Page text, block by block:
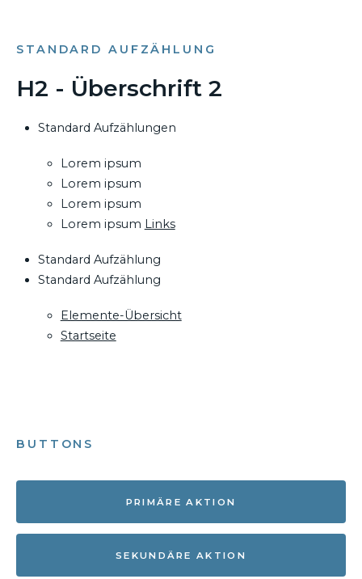
STANDARD AUFZÄHLUNG
H2 - Überschrift 2
Standard Aufzählungen
Lorem ipsum
Lorem ipsum
Lorem ipsum
Lorem ipsum Links
Standard Aufzählung
Standard Aufzählung
Elemente-Übersicht
Startseite
BUTTONS
PRIMÄRE AKTION
SEKUNDÄRE AKTION